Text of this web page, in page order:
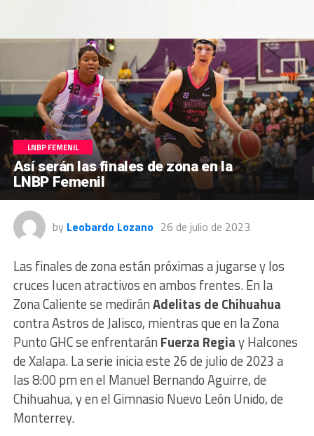
LNBP FEMENIL
Así serán las finales de zona en la
LNBP Femenil
by Leobardo Lozano 26 de julio de 2023
Las finales de zona están próximas a jugarse y los
cruces lucen atractivos en ambos frentes. En la
Zona Caliente se mediránAdelitas de Chihuahua
contra Astros de Jalisco, mientras que en la Zona
Punto GHC se enfrentarán Fuerza Regiay Halcones
de Xalapa. La serie inicia este 26 de julio de 2023 a
las 8:00 pm en el Manuel Bernando Aguirre, de
Chihuahua, y en el Gimnasio Nuevo León Unido, de
Monterrey.